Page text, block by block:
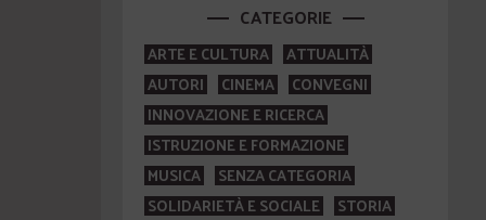
CATEGORIE
ARTE E CULTURA
ATTUALITÀ
AUTORI
CINEMA
CONVEGNI
INNOVAZIONE E RICERCA
ISTRUZIONE E FORMAZIONE
MUSICA
SENZA CATEGORIA
SOLIDARIETÀ E SOCIALE
STORIA